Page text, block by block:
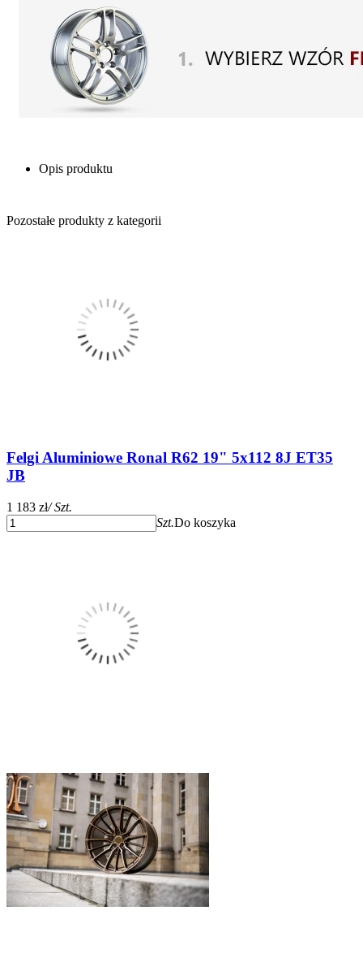
Opis produktu
Pozostałe produkty z kategorii
Felgi Aluminiowe Ronal R62 19" 5x112 8J ET35
JB
1 183 zł/ Szt.
Szt.Do koszyka